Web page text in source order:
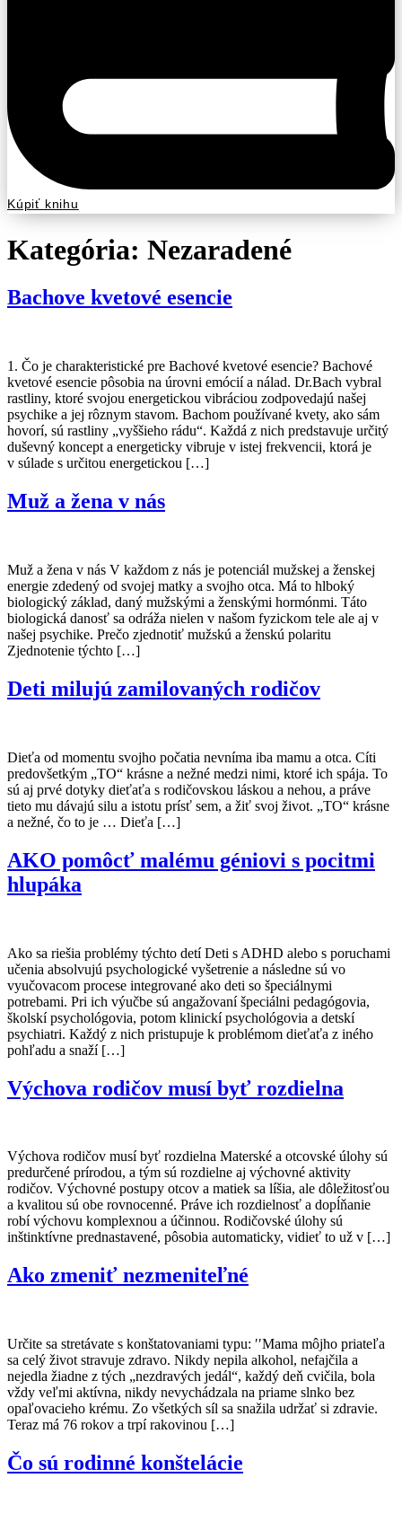
Kúpiť knihu
Kategória: Nezaradené
Bachove kvetové esencie
1. Čo je charakteristické pre Bachové kvetové esencie? Bachové
kvetové esencie pôsobia na úrovni emócií a nálad. Dr.Bach vybral
rastliny, ktoré svojou energetickou vibráciou zodpovedajú našej
psychike a jej rôznym stavom. Bachom používané kvety, ako sám
hovorí, sú rastliny „vyššieho rádu“. Každá z nich predstavuje určitý
duševný koncept a energeticky vibruje v istej frekvencii, ktorá je
v súlade s určitou energetickou […]
Muž a žena v nás
Muž a žena v nás V každom z nás je potenciál mužskej a ženskej
energie zdedený od svojej matky a svojho otca. Má to hlboký
biologický základ, daný mužskými a ženskými hormónmi. Táto
biologická danosť sa odráža nielen v našom fyzickom tele ale aj v
našej psychike. Prečo zjednotiť mužskú a ženskú polaritu
Zjednotenie týchto […]
Deti milujú zamilovaných rodičov
Dieťa od momentu svojho počatia nevníma iba mamu a otca. Cíti
predovšetkým „TO“ krásne a nežné medzi nimi, ktoré ich spája. To
sú aj prvé dotyky dieťaťa s rodičovskou láskou a nehou, a práve
tieto mu dávajú silu a istotu prísť sem, a žiť svoj život. „TO“ krásne
a nežné, čo to je … Dieťa […]
AKO pomôcť malému géniovi s pocitmi
hlupáka
Ako sa riešia problémy týchto detí Deti s ADHD alebo s poruchami
učenia absolvujú psychologické vyšetrenie a následne sú vo
vyučovacom procese integrované ako deti so špeciálnymi
potrebami. Pri ich výučbe sú angažovaní špeciálni pedagógovia,
školskí psychológovia, potom klinickí psychológovia a detskí
psychiatri. Každý z nich pristupuje k problémom dieťaťa z iného
pohľadu a snaží […]
Výchova rodičov musí byť rozdielna
Výchova rodičov musí byť rozdielna Materské a otcovské úlohy sú
predurčené prírodou, a tým sú rozdielne aj výchovné aktivity
rodičov. Výchovné postupy otcov a matiek sa líšia, ale dôležitosťou
a kvalitou sú obe rovnocenné. Práve ich rozdielnosť a dopĺňanie
robí výchovu komplexnou a účinnou. Rodičovské úlohy sú
inštinktívne prednastavené, pôsobia automaticky, vidieť to už v […]
Ako zmeniť nezmeniteľné
Určite sa stretávate s konštatovaniami typu: ′′Mama môjho priateľa
sa celý život stravuje zdravo. Nikdy nepila alkohol, nefajčila a
nejedla žiadne z tých „nezdravých jedál“, každý deň cvičila, bola
vždy veľmi aktívna, nikdy nevychádzala na priame slnko bez
opaľovacieho krému. Zo všetkých síl sa snažila udržať si zdravie.
Teraz má 76 rokov a trpí rakovinou […]
Čo sú rodinné konštelácie